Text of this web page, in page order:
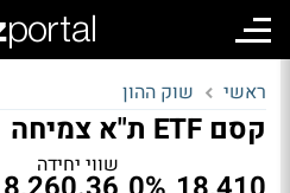
ראשי שוק ההון
קסם ETF ת"א צמיחה
שווי יחידה